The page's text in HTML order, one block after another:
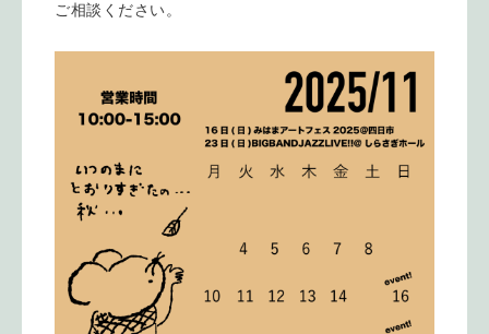
ご相談ください。